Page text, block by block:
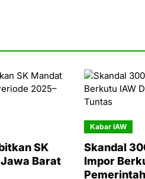
SK
Barat
Kabar IAW
Skandal
Impor